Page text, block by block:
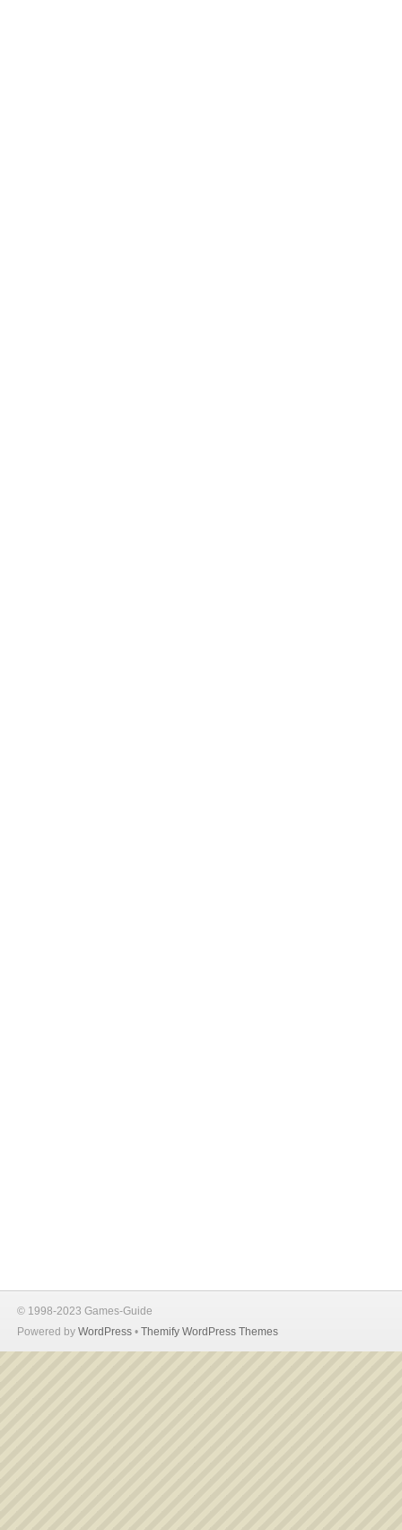
© 1998-2023 Games-Guide
Powered by WordPress • Themify WordPress Themes